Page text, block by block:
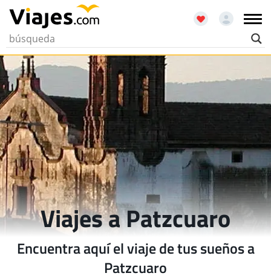
Viajes a Patzcuaro
Encuentra aquí el viaje de tus sueños a
Patzcuaro